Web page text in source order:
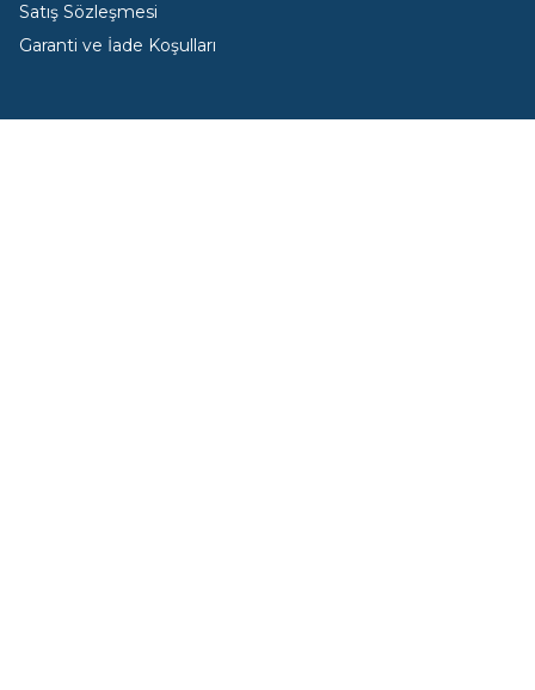
Satış Sözleşmesi
Garanti ve İade Koşulları